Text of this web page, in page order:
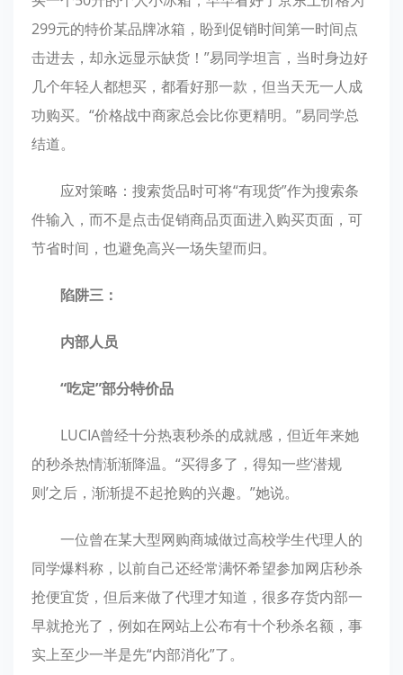
299元的特价某品牌冰箱，盼到促销时间第一时间点
击进去，却永远显示缺货！”易同学坦言，当时身边好
几个年轻人都想买，都看好那一款，但当天无一人成
功购买。“价格战中商家总会比你更精明。”易同学总
结道。
应对策略：搜索货品时可将“有现货”作为搜索条
件输入，而不是点击促销商品页面进入购买页面，可
节省时间，也避免高兴一场失望而归。
陷阱三：
内部人员
“吃定”部分特价品
LUCIA曾经十分热衷秒杀的成就感，但近年来她
的秒杀热情渐渐降温。“买得多了，得知一些‘潜规
则’之后，渐渐提不起抢购的兴趣。”她说。
一位曾在某大型网购商城做过高校学生代理人的
同学爆料称，以前自己还经常满怀希望参加网店秒杀
抢便宜货，但后来做了代理才知道，很多存货内部一
早就抢光了，例如在网站上公布有十个秒杀名额，事
实上至少一半是先“内部消化”了。